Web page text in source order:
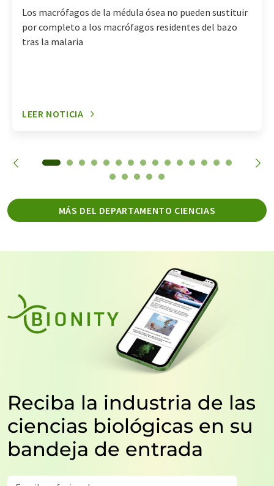
Los macrófagos de la médula ósea no pueden sustituir
por completo a los macrófagos residentes del bazo
tras la malaria
LEER NOTICIA
MÁS DEL DEPARTAMENTO CIENCIAS
Reciba la industria de las
ciencias biológicas en su
bandeja de entrada